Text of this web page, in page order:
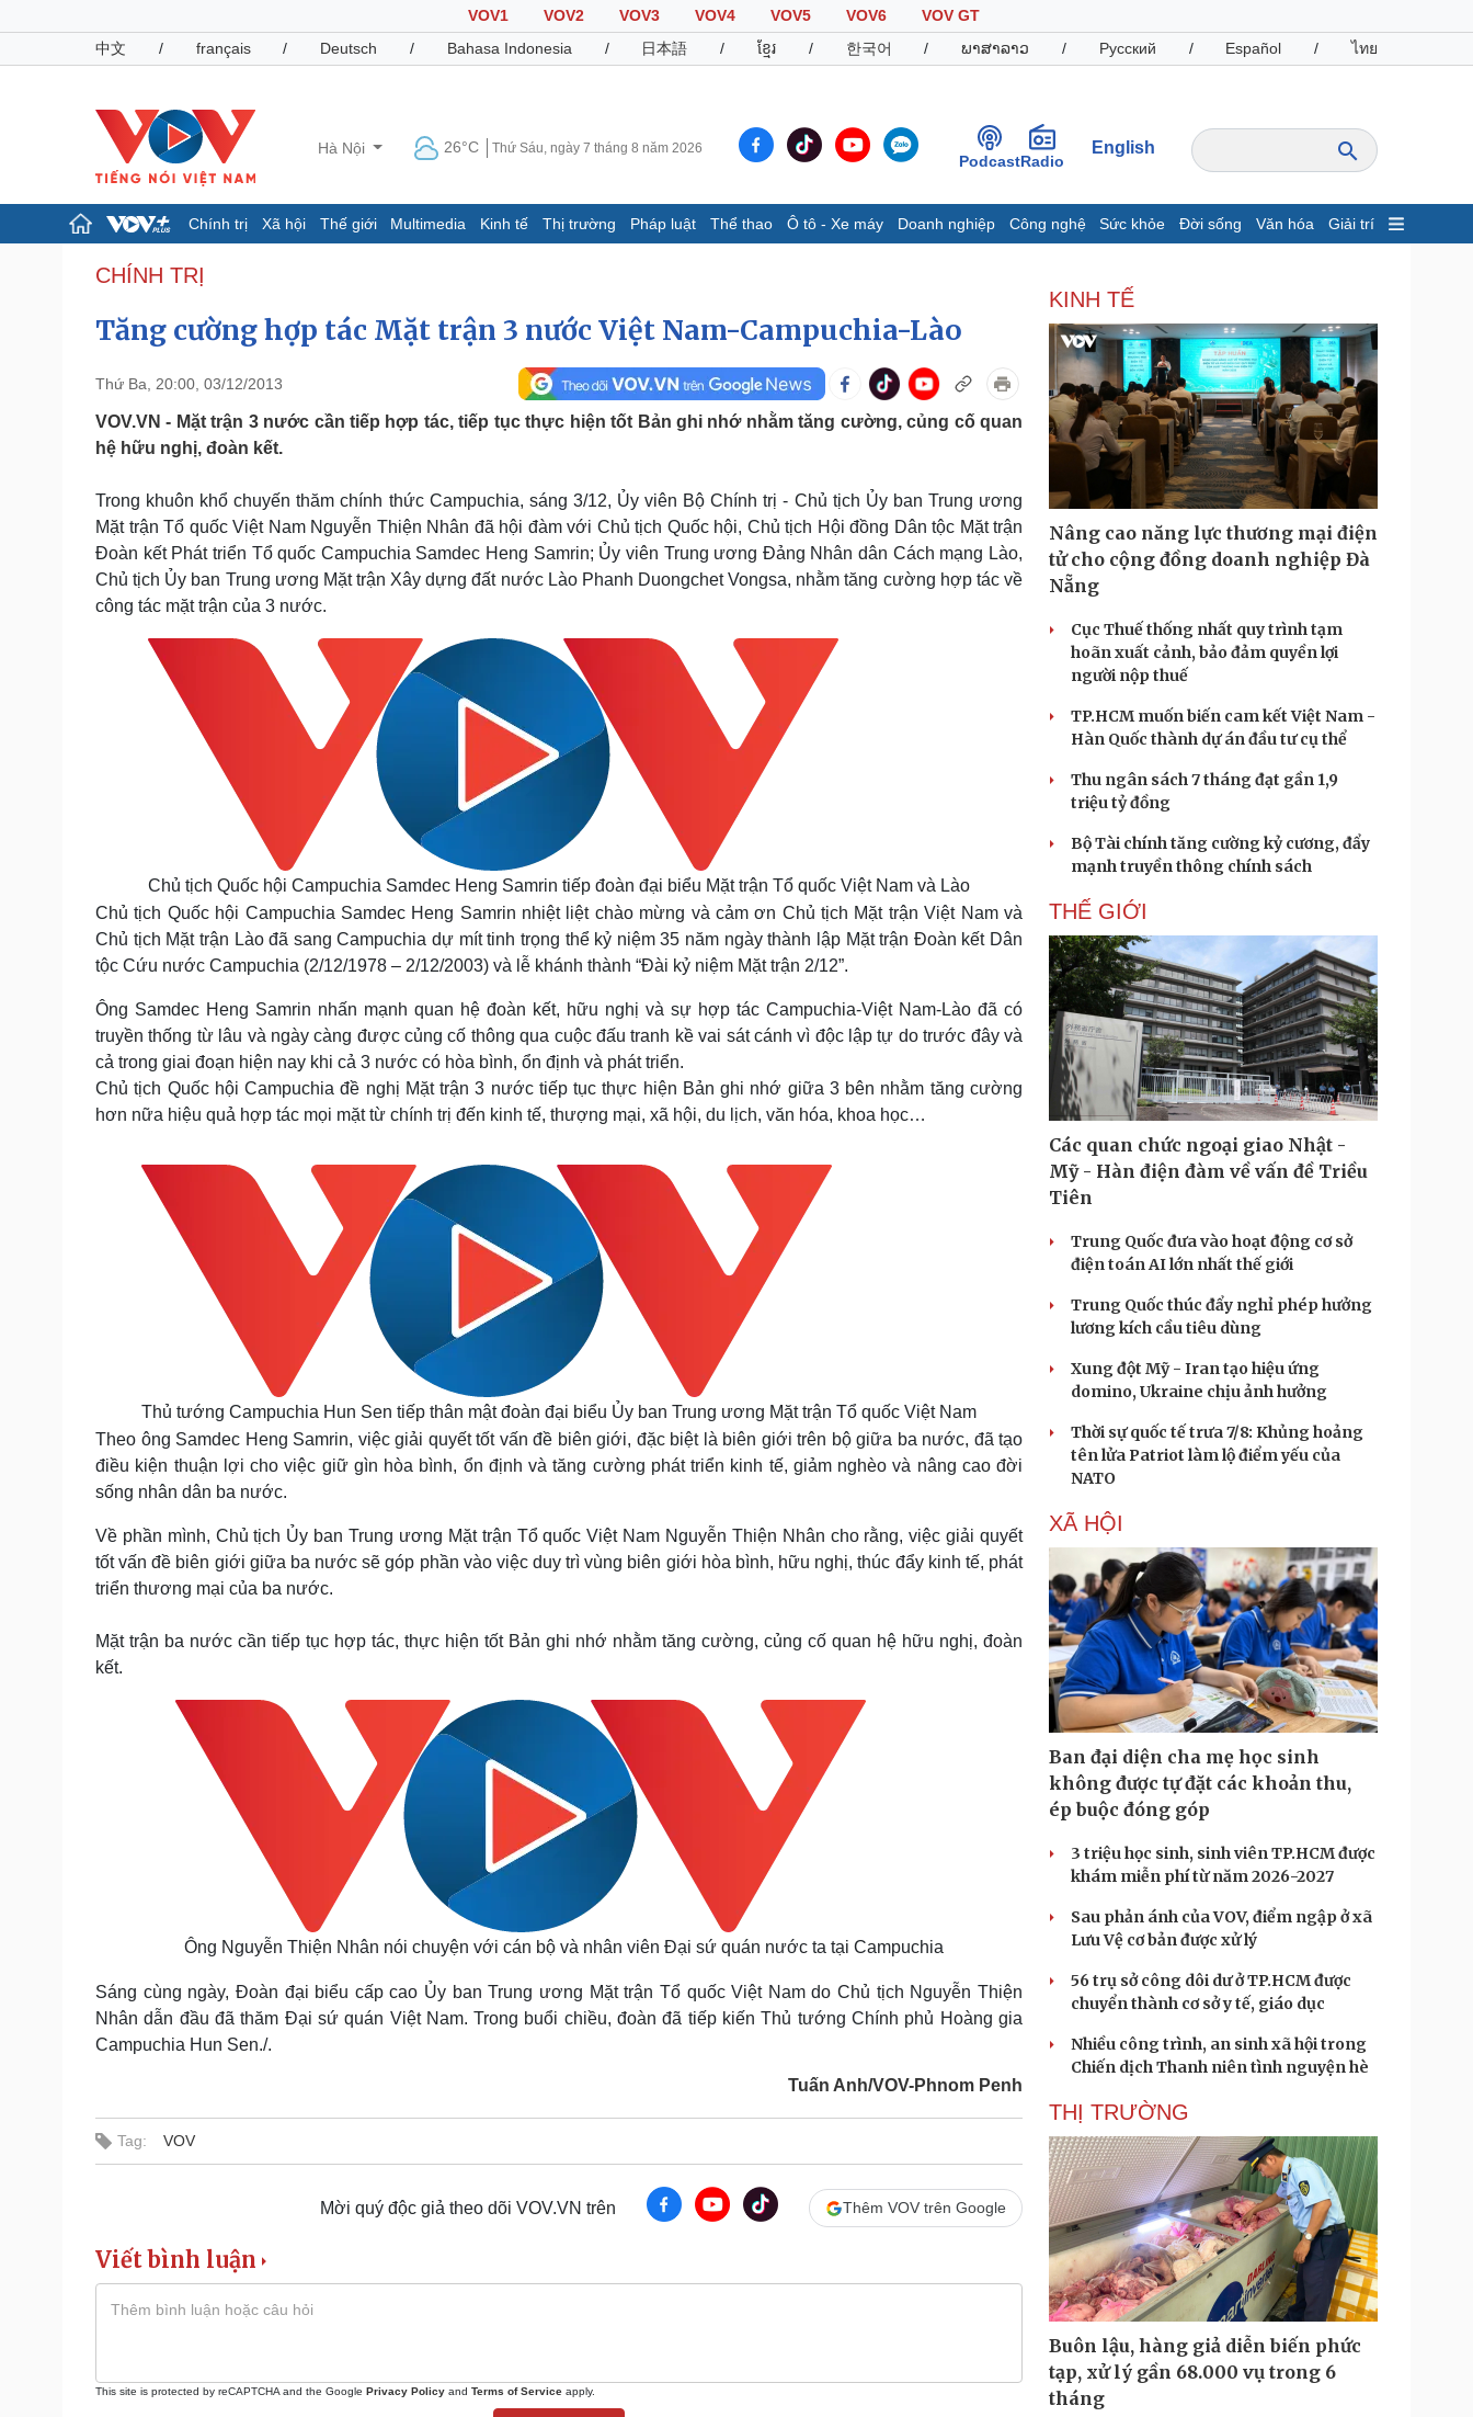
VOV1 VOV2 VOV3 VOV4 VOV5 VOV6
VOV GT
中文
/ français / Deutsch / Bahasa Indonesia / 日本語 / ខ្មែរ / 한국어 / ພາສາລາວ / Русский / Español / ไทย
Hà Nội 26°C Thứ Sáu, ngày 7 tháng 8 năm 2026
PodcastRadio
English
Chính trị Xã hội Thế giới Multimedia Kinh tế Thị trường Pháp luật Thể thao Ô tô - Xe máy Doanh nghiệp Công nghệ Sức khỏe Đời sống Văn hóa Giải trí
Chính trị
Tổ chức nhân sự
Quốc hội
Dự báo thời tiết
Giáo dục
Biển đảo
Cuộc sống đó đây
Hồ sơ
Ảnh
E-Magazine
Infographic
Bất động sản
Khởi nghiệp
Tiêu dùng
Tỷ giá
Chứng khoán
Giá cà phê
Pháp luật
Tin nóng
Tư vấn luật
Việt Nam
Phân tích
Lịch thi đấu bóng đá
Thế giới thể thao
eSports
Hậu trường
Xe máy
Tư vấn
Doanh nghiệp
Thông tin doanh nghiệp
Doanh nghiệp 24h
Doanh nhân
Vì cộng đồng
Công nghệ
Sành điệu
Tin Công nghệ
Trải nghiệm
Chuyển đổi số
Sức khỏe
Dinh dưỡng - món ngon
Cây thuốc
Sản phụ khoa
Làm đẹp - giảm cân
Phòng mạch online
Đời sống
Nhà đẹp
Blog
Tình yêu - Gia đình
Sân khấu - Điện ảnh
Văn học
Âm nhạc
Nghệ sĩ
Thời trang
Sao Việt
Câu chuyện thời sự
Đọc truyện đêm khuya
Kể chuyện cho bé
Hạt giống tâm hồn
CHÍNH TRỊ
Tăng cường hợp tác Mặt trận 3 nước Việt Nam-Campuchia-Lào
Thứ Ba, 20:00, 03/12/2013
VOV.VN - Mặt trận 3 nước cần tiếp hợp tác, tiếp tục thực hiện tốt Bản ghi nhớ nhằm tăng cường, củng cố quan
hệ hữu nghị, đoàn kết.
Trong khuôn khổ chuyến thăm chính thức Campuchia, sáng 3/12, Ủy viên Bộ Chính trị - Chủ tịch Ủy ban Trung ương
Mặt trận Tổ quốc Việt Nam Nguyễn Thiện Nhân đã hội đàm với Chủ tịch Quốc hội, Chủ tịch Hội đồng Dân tộc Mặt trận
Đoàn kết Phát triển Tổ quốc Campuchia Samdec Heng Samrin; Ủy viên Trung ương Đảng Nhân dân Cách mạng Lào,
Chủ tịch Ủy ban Trung ương Mặt trận Xây dựng đất nước Lào Phanh Duongchet Vongsa, nhằm tăng cường hợp tác về
công tác mặt trận của 3 nước.
Chủ tịch Quốc hội Campuchia Samdec Heng Samrin tiếp đoàn đại biểu Mặt trận Tổ quốc Việt Nam và Lào
Chủ tịch Quốc hội Campuchia Samdec Heng Samrin nhiệt liệt chào mừng và cảm ơn Chủ tịch Mặt trận Việt Nam và
Chủ tịch Mặt trận Lào đã sang Campuchia dự mít tinh trọng thể kỷ niệm 35 năm ngày thành lập Mặt trận Đoàn kết Dân
tộc Cứu nước Campuchia (2/12/1978 – 2/12/2003) và lễ khánh thành “Đài kỷ niệm Mặt trận 2/12”.
Ông Samdec Heng Samrin nhấn mạnh quan hệ đoàn kết, hữu nghị và sự hợp tác Campuchia-Việt Nam-Lào đã có
truyền thống từ lâu và ngày càng được củng cố thông qua cuộc đấu tranh kề vai sát cánh vì độc lập tự do trước đây và
cả trong giai đoạn hiện nay khi cả 3 nước có hòa bình, ổn định và phát triển.
Chủ tịch Quốc hội Campuchia đề nghị Mặt trận 3 nước tiếp tục thực hiện Bản ghi nhớ giữa 3 bên nhằm tăng cường
hơn nữa hiệu quả hợp tác mọi mặt từ chính trị đến kinh tế, thượng mại, xã hội, du lịch, văn hóa, khoa học…
Thủ tướng Campuchia Hun Sen tiếp thân mật đoàn đại biểu Ủy ban Trung ương Mặt trận Tổ quốc Việt Nam
Theo ông Samdec Heng Samrin, việc giải quyết tốt vấn đề biên giới, đặc biệt là biên giới trên bộ giữa ba nước, đã tạo
điều kiện thuận lợi cho việc giữ gìn hòa bình, ổn định và tăng cường phát triển kinh tế, giảm nghèo và nâng cao đời
sống nhân dân ba nước.
Về phần mình, Chủ tịch Ủy ban Trung ương Mặt trận Tổ quốc Việt Nam Nguyễn Thiện Nhân cho rằng, việc giải quyết
tốt vấn đề biên giới giữa ba nước sẽ góp phần vào việc duy trì vùng biên giới hòa bình, hữu nghị, thúc đẩy kinh tế, phát
triển thương mại của ba nước.
Mặt trận ba nước cần tiếp tục hợp tác, thực hiện tốt Bản ghi nhớ nhằm tăng cường, củng cố quan hệ hữu nghị, đoàn
kết.
Ông Nguyễn Thiện Nhân nói chuyện với cán bộ và nhân viên Đại sứ quán nước ta tại Campuchia
Sáng cùng ngày, Đoàn đại biểu cấp cao Ủy ban Trung ương Mặt trận Tổ quốc Việt Nam do Chủ tịch Nguyễn Thiện
Nhân dẫn đầu đã thăm Đại sứ quán Việt Nam. Trong buổi chiều, đoàn đã tiếp kiến Thủ tướng Chính phủ Hoàng gia
Campuchia Hun Sen./.
Tuấn Anh/VOV-Phnom Penh
Tag: VOV
Mời quý độc giả theo dõi VOV.VN trên Thêm VOV trên Google
Viết bình luận
This site is protected by reCAPTCHA and the Google Privacy Policy and Terms of Service apply.
KINH TẾ
Nâng cao năng lực thương mại điện
tử cho cộng đồng doanh nghiệp Đà
Nẵng
Cục Thuế thống nhất quy trình tạm
hoãn xuất cảnh, bảo đảm quyền lợi
người nộp thuế
TP.HCM muốn biến cam kết Việt Nam -
Hàn Quốc thành dự án đầu tư cụ thể
Thu ngân sách 7 tháng đạt gần 1,9
triệu tỷ đồng
Bộ Tài chính tăng cường kỷ cương, đẩy
mạnh truyền thông chính sách
THẾ GIỚI
Các quan chức ngoại giao Nhật -
Mỹ - Hàn điện đàm về vấn đề Triều
Tiên
Trung Quốc đưa vào hoạt động cơ sở
điện toán AI lớn nhất thế giới
Trung Quốc thúc đẩy nghỉ phép hưởng
lương kích cầu tiêu dùng
Xung đột Mỹ - Iran tạo hiệu ứng
domino, Ukraine chịu ảnh hưởng
Thời sự quốc tế trưa 7/8: Khủng hoảng
tên lửa Patriot làm lộ điểm yếu của
NATO
XÃ HỘI
Ban đại diện cha mẹ học sinh
không được tự đặt các khoản thu,
ép buộc đóng góp
3 triệu học sinh, sinh viên TP.HCM được
khám miễn phí từ năm 2026-2027
Sau phản ánh của VOV, điểm ngập ở xã
Lưu Vệ cơ bản được xử lý
56 trụ sở công dôi dư ở TP.HCM được
chuyển thành cơ sở y tế, giáo dục
Nhiều công trình, an sinh xã hội trong
Chiến dịch Thanh niên tình nguyện hè
THỊ TRƯỜNG
Buôn lậu, hàng giả diễn biến phức
tạp, xử lý gần 68.000 vụ trong 6
tháng